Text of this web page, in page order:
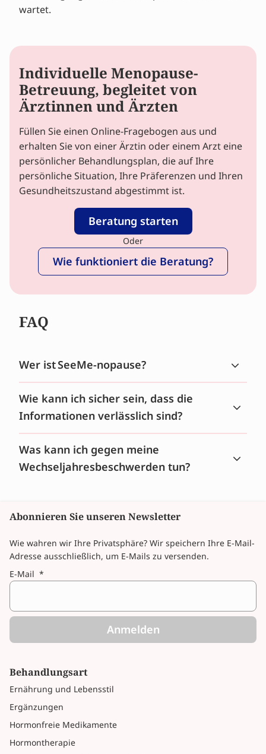
wartet.
Individuelle Menopause-
Betreuung, begleitet von
Ärztinnen und Ärzten
Füllen Sie einen Online-Fragebogen aus und
erhalten Sie von einer Ärztin oder einem Arzt eine
persönlicher Behandlungsplan, die auf Ihre
persönliche Situation, Ihre Präferenzen und Ihren
Gesundheitszustand abgestimmt ist.
Beratung starten
Oder
Wie funktioniert die Beratung?
FAQ
Wer ist SeeMe-nopause?
Wie kann ich sicher sein, dass die
Informationen verlässlich sind?
Was kann ich gegen meine
Wechseljahresbeschwerden tun?
Behandlungsart
Ernährung und Lebensstil
Ergänzungen
Hormonfreie Medikamente
Hormontherapie
Abonnieren Sie unseren Newsletter
E-Mail *
Anmelden
Wie wahren wir Ihre Privatsphäre? Wir speichern Ihre E-Mail-
Adresse ausschließlich, um E-Mails zu versenden.